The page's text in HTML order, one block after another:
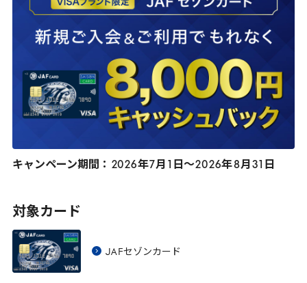
キャンペーン期間： 2026年7月 日〜2026年8月 31 日
対象カード
JAFセゾンカード